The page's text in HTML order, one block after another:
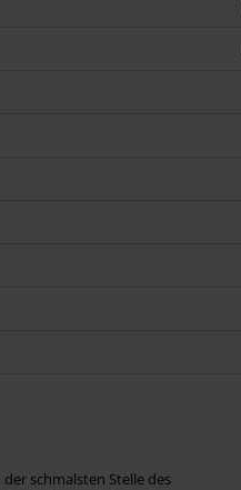
schmalsten Stelle des